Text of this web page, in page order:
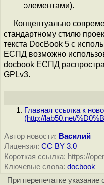
элементами).
Концептуально
стандартному стилю
текста DocBook 5 с
ЕСПД возможно
docbook ЕСПД
GPLv3.
Главная ссылка к
(http://lab50.net/
Автор новости: Василий
Лицензия: CC BY 3.0
Короткая ссылка: https://
Ключевые слова: docbook
При перепечатке